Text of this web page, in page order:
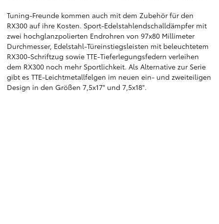
Tuning-Freunde kommen auch mit dem Zubehör für den
RX300 auf ihre Kosten. Sport-Edelstahlendschalldämpfer mit
zwei hochglanzpolierten Endrohren von 97x80 Millimeter
Durchmesser, Edelstahl-Türeinstiegsleisten mit beleuchtetem
RX300-Schriftzug sowie TTE-Tieferlegungsfedern verleihen
dem RX300 noch mehr Sportlichkeit. Als Alternative zur Serie
gibt es TTE-Leichtmetallfelgen im neuen ein- und zweiteiligen
Design in den Größen 7,5x17" und 7,5x18".